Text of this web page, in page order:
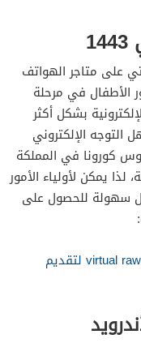
على متاجر الهواتف
الأطفال في مرحلة
بشكل أكثر
الإلكتروني
كورونا في المملكة
يمكن لأولياء الأمور
سهولة للحصول على
تطبيق الروضة الافتراضية virtual rawda لتقديم